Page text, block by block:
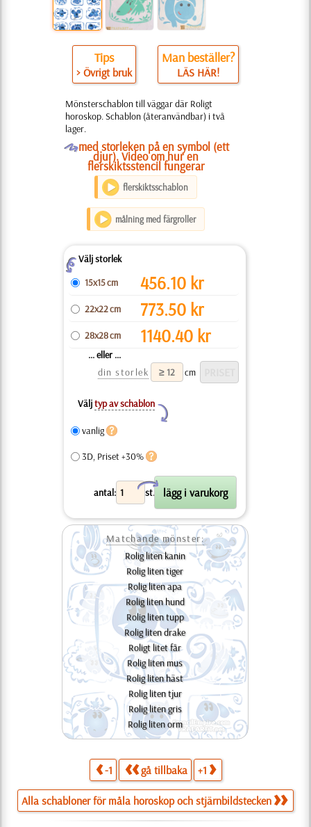
Tips
> Övrigt bruk
Man beställer?
LÄS HÄR!
Mönsterschablon till väggar där Roligt
horoskop. Schablon (återanvändbar) i två
lager.
Omed storleken på en symbol (ett
djur). Video om hur en
flerskiktsstencil fungerar
flerskiktsschablon
målning med färgroller
ZVälj storlek
15x15 cm
456.10 kr
22x22 cm 773.50 kr
28x28 cm 1140.40 kr
... eller ...
din storlek
cm
Väljtyp av schablon
Y
vanlig
3D, Priset +30%
antal: st.
X
Matchande mönster:
Rolig liten kanin
Rolig liten tiger
Rolig liten apa
Rolig liten hund
Rolig liten tupp
Rolig liten drake
Roligt litet får
Rolig liten mus
Rolig liten häst
Rolig liten tjur
Rolig liten gris
Rolig liten orm
-1 gå tillbaka +1
Alla schabloner för måla horoskop och stjärnbildstecken